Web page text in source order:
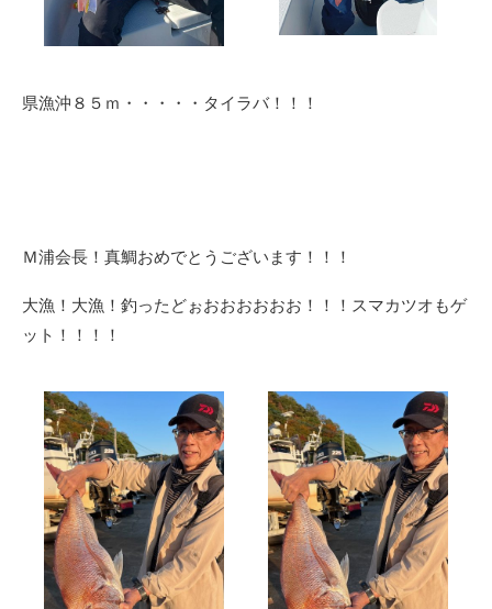
県漁沖８５ｍ・・・・・タイラバ！！！
Ｍ浦会長！真鯛おめでとうございます！！！
大漁！大漁！釣ったどぉおおおおおお！！！スマカツオもゲ
ット！！！！